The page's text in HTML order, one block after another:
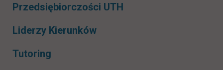
Przedsiębiorczości UTH
Liderzy Kierunków
Tutoring